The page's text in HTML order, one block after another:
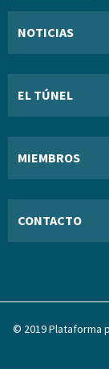
NOTICIAS
EL TÚNEL
MIEMBROS
CONTACTO
© 2019 Plataforma